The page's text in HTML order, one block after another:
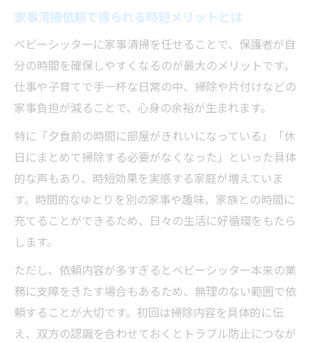
家事清掃依頼で得られる時短メリットとは
ベビーシッターに家事清掃を任せることで、保護者が自
分の時間を確保しやすくなるのが最大のメリットです。
仕事や子育てで手一杯な日常の中、掃除や片付けなどの
家事負担が減ることで、心身の余裕が生まれます。
特に「夕食前の時間に部屋がきれいになっている」「休
日にまとめて掃除する必要がなくなった」といった具体
的な声もあり、時短効果を実感する家庭が増えていま
す。時間的なゆとりを別の家事や趣味、家族との時間に
充てることができるため、日々の生活に好循環をもたら
します。
ただし、依頼内容が多すぎるとベビーシッター本来の業
務に支障をきたす場合もあるため、無理のない範囲で依
頼することが大切です。初回は掃除内容を具体的に伝
え、双方の認識を合わせておくとトラブル防止につなが